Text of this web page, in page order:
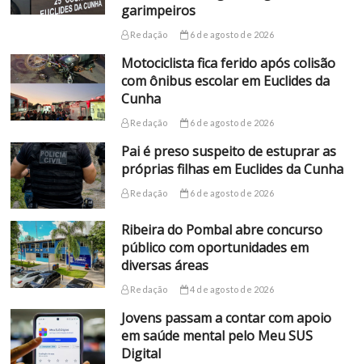
garimpeiros
Redação 6 de agosto de 2026
Motociclista fica ferido após colisão
com ônibus escolar em Euclides da
Cunha
Redação 6 de agosto de 2026
Pai é preso suspeito de estuprar as
próprias filhas em Euclides da Cunha
Redação 6 de agosto de 2026
Ribeira do Pombal abre concurso
público com oportunidades em
diversas áreas
Redação 4 de agosto de 2026
Jovens passam a contar com apoio
em saúde mental pelo Meu SUS
Digital